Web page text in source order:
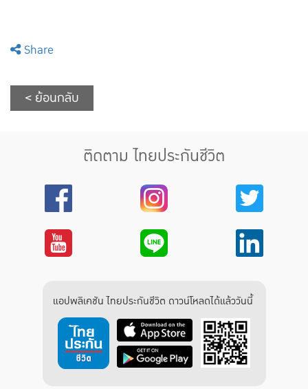
Share
< ย้อนกลับ
ติดตาม ไทยประกันชีวิต
แอปพลิเคชัน ไทยประกันชีวิต ดาวน์โหลดได้แล้ววันนี้